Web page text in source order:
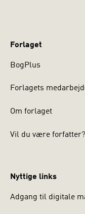
Forlaget
BogPlus
Forlagets
Om forlaget
Vil du være forfatter?
Nyttige links
Adgang til digitale